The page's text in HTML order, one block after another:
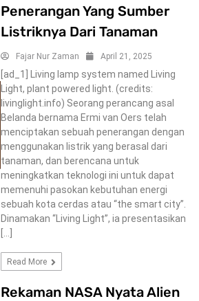
Penerangan Yang Sumber
Listriknya Dari Tanaman
Fajar Nur Zaman April 21, 2025
[ad_1] Living lamp system named Living
Light, plant powered light. (credits:
livinglight.info) Seorang perancang asal
Belanda bernama Ermi van Oers telah
menciptakan sebuah penerangan dengan
menggunakan listrik yang berasal dari
tanaman, dan berencana untuk
meningkatkan teknologi ini untuk dapat
memenuhi pasokan kebutuhan energi
sebuah kota cerdas atau “the smart city”.
Dinamakan “Living Light”, ia presentasikan
Read More
Rekaman NASA Nyata Alien